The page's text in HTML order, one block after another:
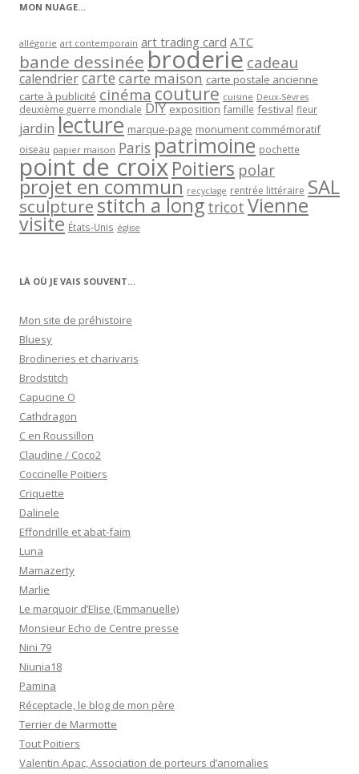
MON NUAGE…
allégorie art contemporain art trading card ATC
bande dessinée broderie cadeau
calendriercartecarte maison carte postale ancienne
carte à publicité cinéma couture cuisine Deux-Sèvres
deuxième guerre mondiale DIY exposition famille festival fleur
jardin lecture marque-page monument commémoratif
oiseau papier maison Paris patrimoine pochette
point de croixPoitiers polar
projet en commun recyclage rentrée littéraire SAL
sculpturestitch a long tricot Vienne
visite États-Unis église
LÀ OÙ JE VAIS SOUVENT…
Mon site de préhistoire
Bluesy
Brodineries et charivaris
Brodstitch
Capucine O
Cathdragon
C en Roussillon
Claudine / Coco2
Coccinelle Poitiers
Criquette
Dalinele
Effondrille et abat-faim
Luna
Mamazerty
Marlie
Le marquoir d’Elise (Emmanuelle)
Monsieur Echo de Centre presse
Nini 79
Niunia18
Pamina
Réceptacle, le blog de mon père
Terrier de Marmotte
Tout Poitiers
Valentin Apac, Association de porteurs d’anomalies